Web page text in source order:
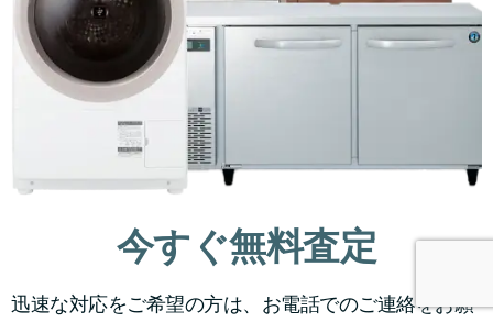
今すぐ無料査定
迅速な対応をご希望の方は、お電話でのご連絡をお願